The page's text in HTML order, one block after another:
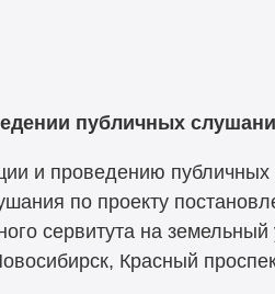
публичных
и проведению
по проекту
сервитута на
Красный